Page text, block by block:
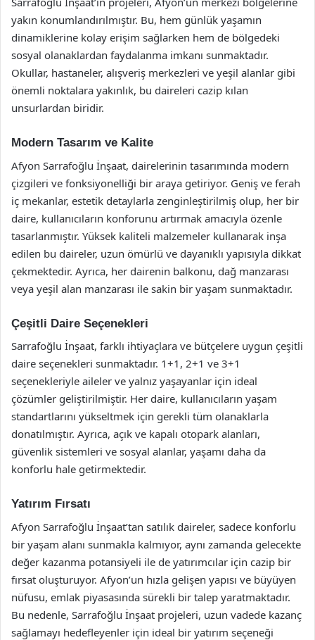
yakın konumlandırılmıştır. Bu, hem günlük yaşamın
dinamiklerine kolay erişim sağlarken hem de bölgedeki
sosyal olanaklardan faydalanma imkanı sunmaktadır.
Okullar, hastaneler, alışveriş merkezleri ve yeşil alanlar gibi
önemli noktalara yakınlık, bu daireleri cazip kılan
unsurlardan biridir.
Modern Tasarım ve Kalite
Afyon Sarrafoğlu İnşaat, dairelerinin tasarımında modern
çizgileri ve fonksiyonelliği bir araya getiriyor. Geniş ve ferah
iç mekanlar, estetik detaylarla zenginleştirilmiş olup, her bir
daire, kullanıcıların konforunu artırmak amacıyla özenle
tasarlanmıştır. Yüksek kaliteli malzemeler kullanarak inşa
edilen bu daireler, uzun ömürlü ve dayanıklı yapısıyla dikkat
çekmektedir. Ayrıca, her dairenin balkonu, dağ manzarası
veya yeşil alan manzarası ile sakin bir yaşam sunmaktadır.
Çeşitli Daire Seçenekleri
Sarrafoğlu İnşaat, farklı ihtiyaçlara ve bütçelere uygun çeşitli
daire seçenekleri sunmaktadır. 1+1, 2+1 ve 3+1
seçenekleriyle aileler ve yalnız yaşayanlar için ideal
çözümler geliştirilmiştir. Her daire, kullanıcıların yaşam
standartlarını yükseltmek için gerekli tüm olanaklarla
donatılmıştır. Ayrıca, açık ve kapalı otopark alanları,
güvenlik sistemleri ve sosyal alanlar, yaşamı daha da
konforlu hale getirmektedir.
Yatırım Fırsatı
Afyon Sarrafoğlu İnşaat’tan satılık daireler, sadece konforlu
bir yaşam alanı sunmakla kalmıyor, aynı zamanda gelecekte
değer kazanma potansiyeli ile de yatırımcılar için cazip bir
fırsat oluşturuyor. Afyon’un hızla gelişen yapısı ve büyüyen
nüfusu, emlak piyasasında sürekli bir talep yaratmaktadır.
Bu nedenle, Sarrafoğlu İnşaat projeleri, uzun vadede kazanç
sağlamayı hedefleyenler için ideal bir yatırım seçeneği